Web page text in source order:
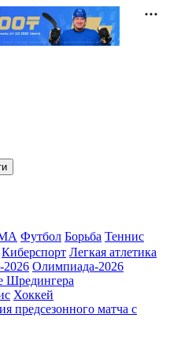
Футбол Борьба Теннис
Киберспорт Легкая атлетика
Олимпиада-2026
Шредингера
Хоккей
предсезонного матча с